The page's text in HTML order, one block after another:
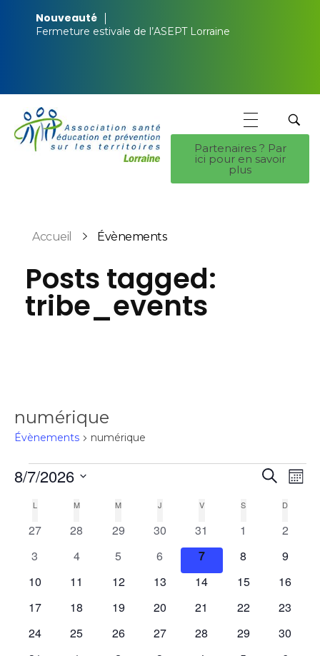
Nouveauté
Fermeture estivale de l’ASEPT Lorraine
Partenaires ? Par
ici pour en savoir
plus
Accueil Évènements
Posts tagged:
tribe_events
numérique
Évènements numérique
et
de
Mois
8/7/2026
date.Calendrier
de
Évènements
L M M J V S D
0
27
0
28
0
29
0
évènements
30
0
évènements
31
0
1
0
2
0
3
0
4
0
5
0
évènements
6
0
évènements
7
0
8
0
9
0
10
0
11
0
12
0
13
0
14
0
15
0
16
0
17
0
18
0
19
0
20
0
21
0
22
0
23
0
24
0
25
0
26
0
27
0
28
0
29
0
30